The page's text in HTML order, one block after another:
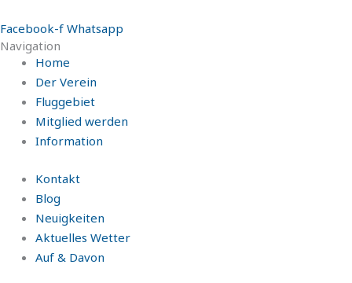
Facebook-f Whatsapp
Navigation
Home
Der Verein
Fluggebiet
Mitglied werden
Information
Kontakt
Blog
Neuigkeiten
Aktuelles Wetter
Auf & Davon